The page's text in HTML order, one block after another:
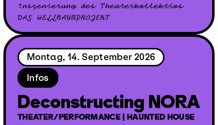
Inszenierung des Theaterkollektivs
DAS HELLRAUMPROJEKT
Montag, 14. September 2026
Infos
Deconstructing NORA
THEATER/PERFORMANCE | HAUNTED HOUSE